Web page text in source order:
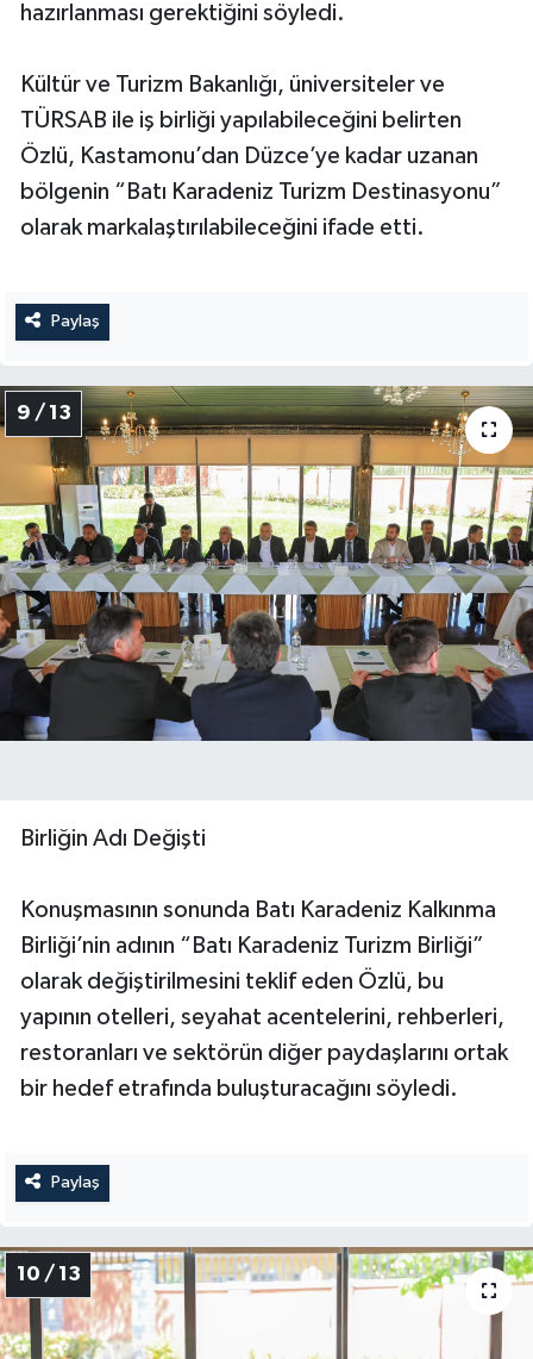
hazırlanması gerektiğini söyledi.
Kültür ve Turizm Bakanlığı, üniversiteler ve
TÜRSAB ile iş birliği yapılabileceğini belirten
Özlü, Kastamonu’dan Düzce’ye kadar uzanan
bölgenin “Batı Karadeniz Turizm Destinasyonu”
olarak markalaştırılabileceğini ifade etti.
Paylaş
9 / 13
Birliğin Adı Değişti
Konuşmasının sonunda Batı Karadeniz Kalkınma
Birliği’nin adının “Batı Karadeniz Turizm Birliği”
olarak değiştirilmesini teklif eden Özlü, bu
yapının otelleri, seyahat acentelerini, rehberleri,
restoranları ve sektörün diğer paydaşlarını ortak
bir hedef etrafında buluşturacağını söyledi.
Paylaş
10 / 13